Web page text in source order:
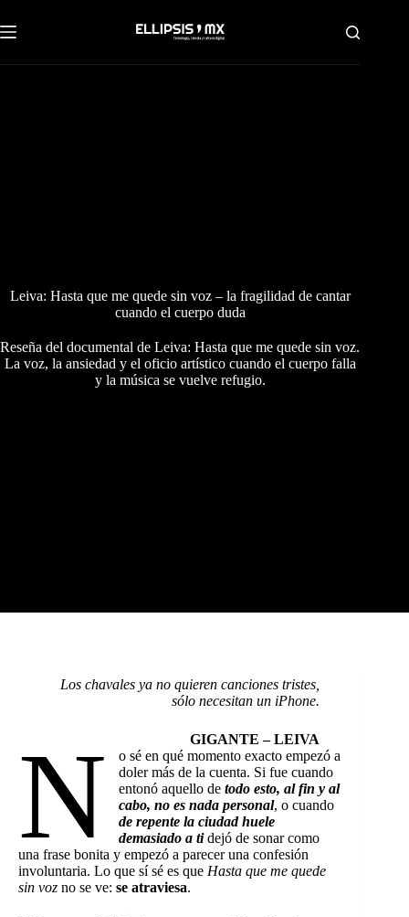
al
contenido
Leiva: Hasta que me quede sin voz – la fragilidad de cantar
cuando el cuerpo duda
Reseña del documental de Leiva: Hasta que me quede sin voz.
La voz, la ansiedad y el oficio artístico cuando el cuerpo falla
y la música se vuelve refugio.
Los chavales ya no quieren canciones tristes,
sólo necesitan un iPhone.
GIGANTE – LEIVA
N
o sé en qué momento exacto empezó a
doler más de la cuenta. Si fue cuando
entonó aquello detodo esto, al fin y al
cabo, no es nada personal, o cuando
de repente la ciudad huele
demasiado a ti dejó de sonar como
una frase bonita y empezó a parecer una confesión
involuntaria. Lo que sí sé es que Hasta que me quede
sin voz no se ve: se atraviesa.